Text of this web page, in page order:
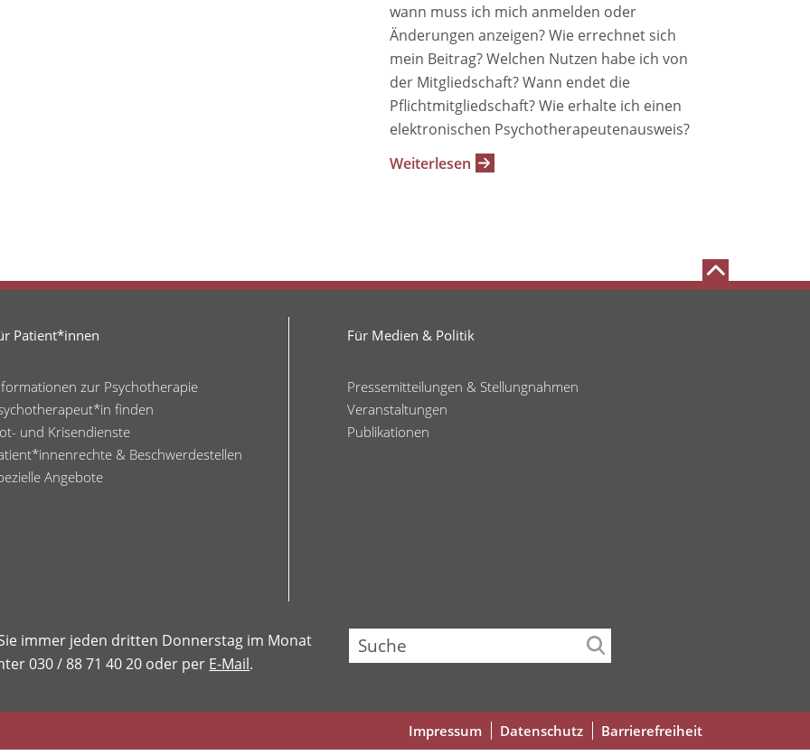
wann muss ich mich anmelden oder
Änderungen anzeigen? Wie errechnet sich
mein Beitrag? Welchen Nutzen habe ich von
der Mitgliedschaft? Wann endet die
Pflichtmitgliedschaft? Wie erhalte ich einen
elektronischen Psychotherapeutenausweis?
Weiterlesen
Patient*innen
zur Psychotherapie
finden
und Krisendienste
& Beschwerdestellen
Angebote
Für Medien & Politik
Pressemitteilungen & Stellungnahmen
Veranstaltungen
Publikationen
immer jeden dritten Donnerstag im Monat
030 / 88 71 40 20 oder per E-Mail.
Suche
Fußbereichsmenü
Impressum Datenschutz Barrierefreiheit